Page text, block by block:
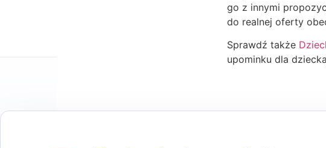
go z innymi
do realnej oferty
Sprawdź także
upominku dla